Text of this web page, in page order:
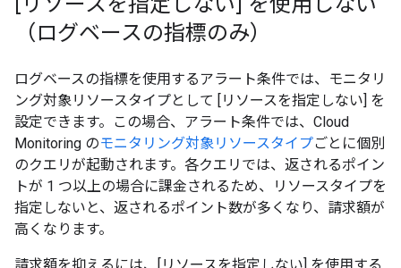
（ログベースの指標のみ）
ログベースの指標を使用するアラート条件では、モニタリ
ング対象リソースタイプとして [リソースを指定しない] を
設定できます。この場合、アラート条件では、Cloud
Monitoring のモニタリング対象リソースタイプごとに個別
のクエリが起動されます。各クエリでは、返されるポイン
トが 1 つ以上の場合に課金されるため、リソースタイプを
指定しないと、返されるポイント数が多くなり、請求額が
高くなります。